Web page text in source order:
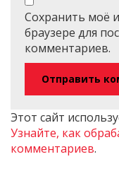
Сохранить моё
браузере для
комментариев.
Этот сайт
Узнайте, как
комментариев.